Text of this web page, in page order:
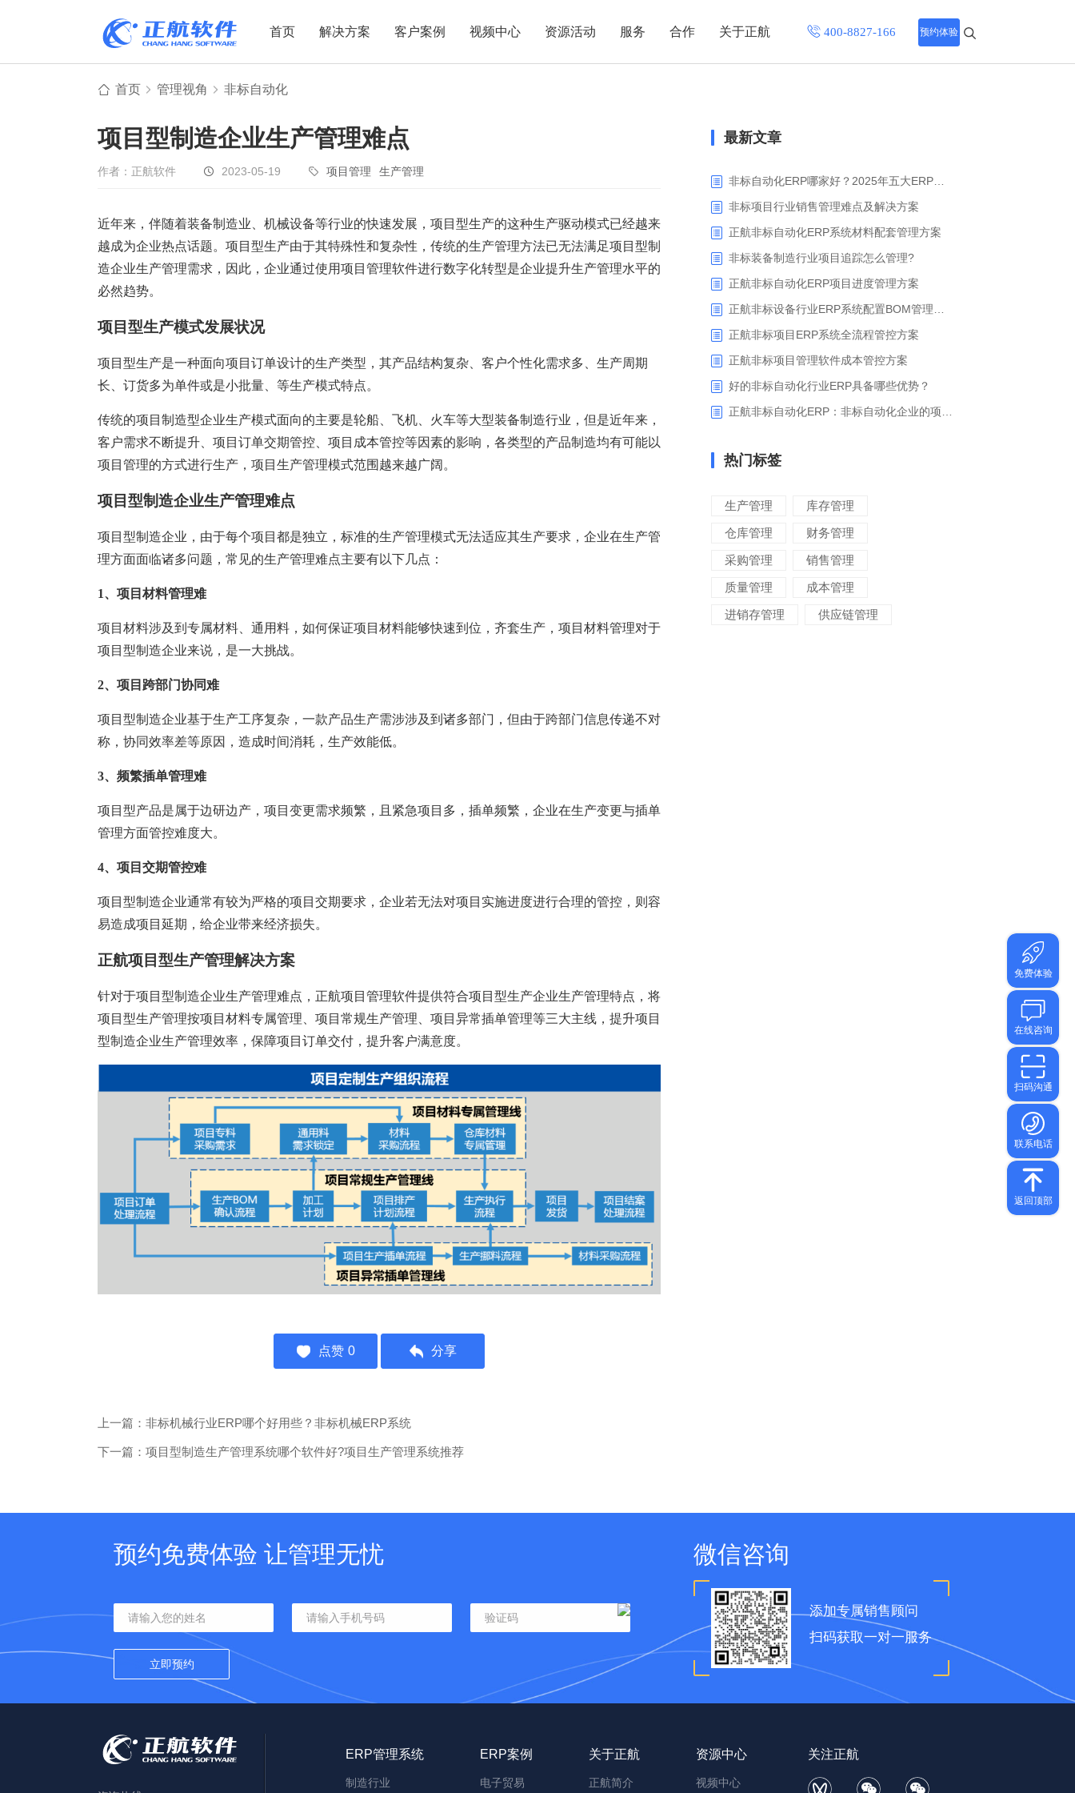
首页 解决方案
设备制造
非标自动化
电子制造
装备制造
机械行业
PCB行业
塑胶加工
智能制造
查看更多>
电子贸易
元器件贸易
大宗贸易
IC贸易行业
项目型接单
整合型贸易
工业设备贸易
查看更多>
仓库管理
销售管理
成本核算
财务管理
数字车间
查看更多>
移动报工
智能物流
报价接单
数据可视化
查看更多>
客户案例
机电设备 家用电器
机械制造 五金金属
视频中心 资源活动 服务 合作 关于正航
正航历程
预约体验
首页 管理视角 非标自动化
项目型制造企业生产管理难点
作者：正航软件 2023-05-19 项目管理 生产管理
近年来，伴随着装备制造业、机械设备等行业的快速发展，项目型生产的这种生产驱动模式已经越来
越成为企业热点话题。项目型生产由于其特殊性和复杂性，传统的生产管理方法已无法满足项目型制
造企业生产管理需求，因此，企业通过使用项目管理软件进行数字化转型是企业提升生产管理水平的
必然趋势。
项目型生产模式发展状况
项目型生产是一种面向项目订单设计的生产类型，其产品结构复杂、客户个性化需求多、生产周期
长、订货多为单件或是小批量、等生产模式特点。
传统的项目制造型企业生产模式面向的主要是轮船、飞机、火车等大型装备制造行业，但是近年来，
客户需求不断提升、项目订单交期管控、项目成本管控等因素的影响，各类型的产品制造均有可能以
项目管理的方式进行生产，项目生产管理模式范围越来越广阔。
项目型制造企业生产管理难点
项目型制造企业，由于每个项目都是独立，标准的生产管理模式无法适应其生产要求，企业在生产管
理方面面临诸多问题，常见的生产管理难点主要有以下几点：
1、项目材料管理难
项目材料涉及到专属材料、通用料，如何保证项目材料能够快速到位，齐套生产，项目材料管理对于
项目型制造企业来说，是一大挑战。
2、项目跨部门协同难
项目型制造企业基于生产工序复杂，一款产品生产需涉涉及到诸多部门，但由于跨部门信息传递不对
称，协同效率差等原因，造成时间消耗，生产效能低。
3、频繁插单管理难
项目型产品是属于边研边产，项目变更需求频繁，且紧急项目多，插单频繁，企业在生产变更与插单
管理方面管控难度大。
4、项目交期管控难
项目型制造企业通常有较为严格的项目交期要求，企业若无法对项目实施进度进行合理的管控，则容
易造成项目延期，给企业带来经济损失。
正航项目型生产管理解决方案
针对于项目型制造企业生产管理难点，正航项目管理软件提供符合项目型生产企业生产管理特点，将
项目型生产管理按项目材料专属管理、项目常规生产管理、项目异常插单管理等三大主线，提升项目
型制造企业生产管理效率，保障项目订单交付，提升客户满意度。
点赞 0 分享
上一篇：非标机械行业ERP哪个好用些？非标机械ERP系统
下一篇：项目型制造生产管理系统哪个软件好?项目生产管理系统推荐
最新文章
非标项目行业销售管理难点及解决方案
正航非标自动化ERP系统材料配套管理方案
非标装备制造行业项目追踪怎么管理?
正航非标自动化ERP项目进度管理方案
正航非标项目ERP系统全流程管控方案
正航非标项目管理软件成本管控方案
好的非标自动化行业ERP具备哪些优势？
热门标签
生产管理
库存管理
仓库管理
财务管理
采购管理
销售管理
质量管理
成本管理
进销存管理
供应链管理
预约免费体验 让管理无忧 微信咨询
添加专属销售顾问
扫码获取一对一服务
ERP管理系统
制造行业
ERP案例
电子贸易
关于正航
正航简介
资源中心
视频中心
关注正航